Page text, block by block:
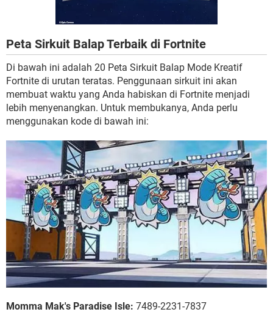
Peta Sirkuit Balap Terbaik di Fortnite
Di bawah ini adalah 20 Peta Sirkuit Balap Mode Kreatif
Fortnite di urutan teratas. Penggunaan sirkuit ini akan
membuat waktu yang Anda habiskan di Fortnite menjadi
lebih menyenangkan. Untuk membukanya, Anda perlu
menggunakan kode di bawah ini:
Momma Mak's Paradise Isle: 7489-2231-7837